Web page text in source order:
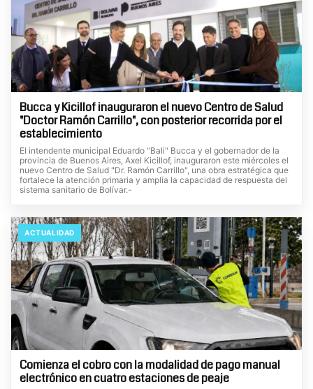
Bucca y Kicillof inauguraron el nuevo Centro de Salud
"Doctor Ramón Carrillo", con posterior recorrida por el
establecimiento
El intendente municipal Eduardo "Bali" Bucca y el gobernador de la
provincia de Buenos Aires, Axel Kicillof, inauguraron este miércoles el
nuevo Centro de Salud "Dr. Ramón Carrillo", una obra estratégica que
fortalece la atención primaria y amplía la capacidad de respuesta del
sistema sanitario de Bolívar.-
ACTUALIDAD
Comienza el cobro con la modalidad de pago manual
electrónico en cuatro estaciones de peaje